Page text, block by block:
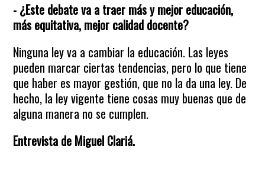
- ¿Este debate va a traer más y mejor educación,
más equitativa, mejor calidad docente?
Ninguna ley va a cambiar la educación. Las leyes
pueden marcar ciertas tendencias, pero lo que tiene
que haber es mayor gestión, que no la da una ley. De
hecho, la ley vigente tiene cosas muy buenas que de
alguna manera no se cumplen.
Entrevista de Miguel Clariá.